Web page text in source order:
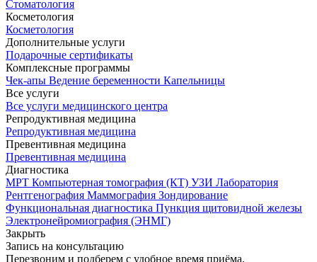
Стоматология
Косметология
Косметология
Дополнительные услуги
Подарочные сертификаты
Комплексные программы
Чек-апы Ведение беременности Капельницы
Все услуги
Все услуги медицинского центра
Репродуктивная медицина
Репродуктивная медицина
Превентивная медицина
Превентивная медицина
Диагностика
МРТ Компьютерная томография (КТ) УЗИ Лаборатория
Рентгенография Маммография Зондирование
Функциональная диагностика Пункция щитовидной железы
Электронейромиография (ЭНМГ)
Закрыть
Запись на консультацию
Перезвоним и подберем с удобное время приёма.